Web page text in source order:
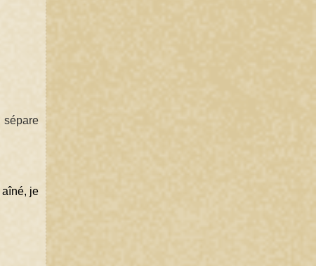
sépare
aîné, je